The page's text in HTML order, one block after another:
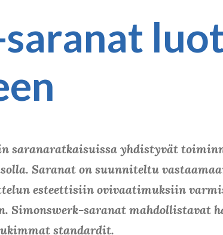
saranaratkaisuissa yhdistyvät
Saranat on suunniteltu
esteettisiin ovivaatimuksiin
Simonswerk-saranat mahdollistavat
standardit.